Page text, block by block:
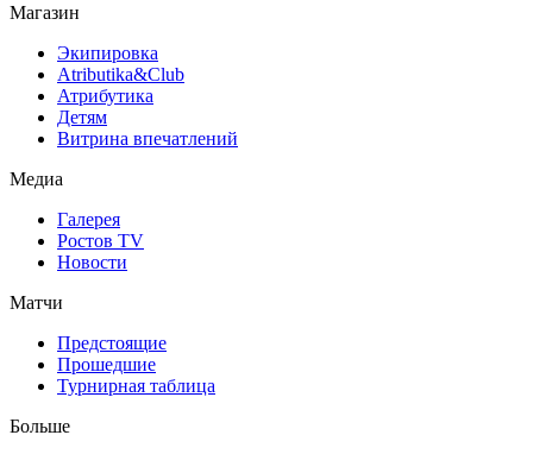
Магазин
Экипировка
Atributika&Club
Атрибутика
Детям
Витрина впечатлений
Медиа
Галерея
Ростов TV
Новости
Матчи
Предстоящие
Прошедшие
Турнирная таблица
Больше